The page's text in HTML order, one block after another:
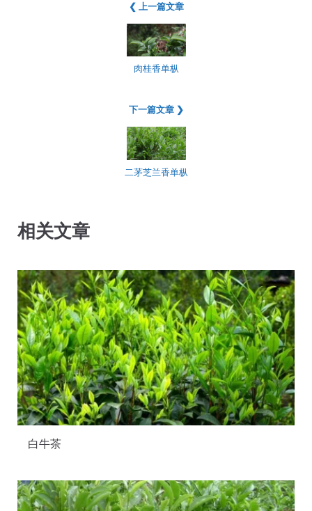
❮ 上一篇文章
肉桂香单枞
下一篇文章 ❯
二茅芝兰香单枞
相关文章
白牛茶